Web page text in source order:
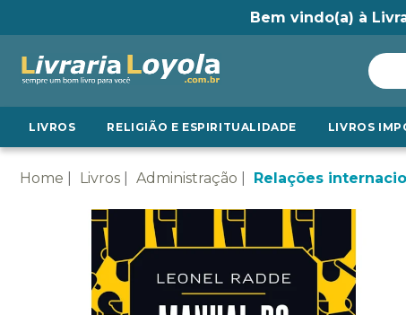
Bem vindo(a) à
LIVROS RELIGIÃO E ESPIRITUALIDADE LIVROS
Home Livros Administração Relações